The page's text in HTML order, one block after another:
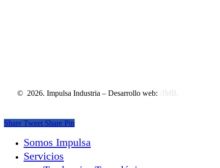
© 2026. Impulsa Industria – Desarrollo web: /JMB
Share Tweet Share Pin
Somos Impulsa
Servicios